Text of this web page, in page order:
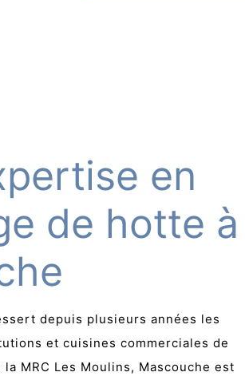
en
de hotte à
depuis plusieurs années les
et cuisines commerciales de
la MRC Les Moulins, Mascouche est